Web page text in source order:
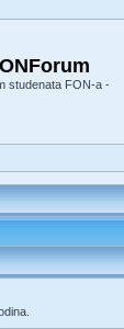
studenata FON-a -